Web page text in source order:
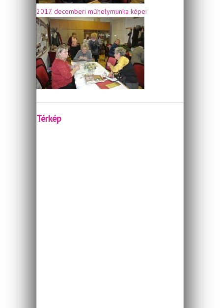
2017. decemberi műhelymunka képei
Térkép